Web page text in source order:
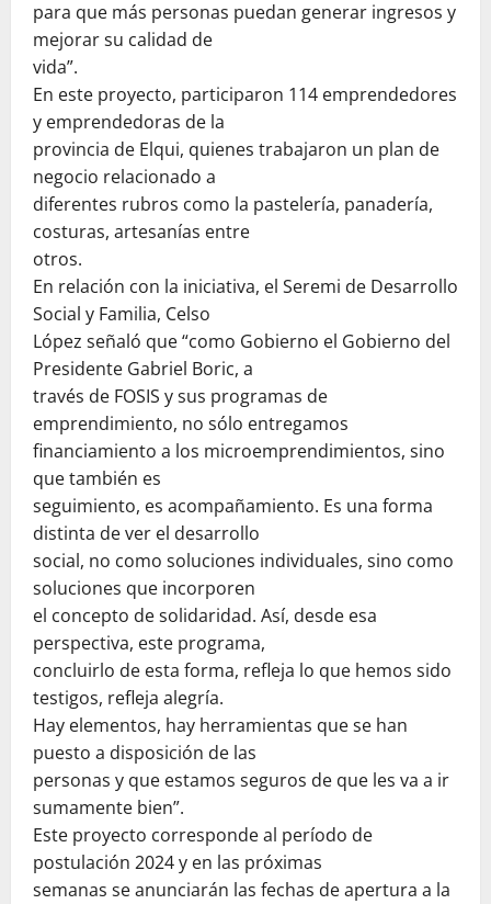
para que más personas puedan generar ingresos y
mejorar su calidad de
vida”.
En este proyecto, participaron 114 emprendedores
y emprendedoras de la
provincia de Elqui, quienes trabajaron un plan de
negocio relacionado a
diferentes rubros como la pastelería, panadería,
costuras, artesanías entre
otros.
En relación con la iniciativa, el Seremi de Desarrollo
Social y Familia, Celso
López señaló que “como Gobierno el Gobierno del
Presidente Gabriel Boric, a
través de FOSIS y sus programas de
emprendimiento, no sólo entregamos
financiamiento a los microemprendimientos, sino
que también es
seguimiento, es acompañamiento. Es una forma
distinta de ver el desarrollo
social, no como soluciones individuales, sino como
soluciones que incorporen
el concepto de solidaridad. Así, desde esa
perspectiva, este programa,
concluirlo de esta forma, refleja lo que hemos sido
testigos, refleja alegría.
Hay elementos, hay herramientas que se han
puesto a disposición de las
personas y que estamos seguros de que les va a ir
sumamente bien”.
Este proyecto corresponde al período de
postulación 2024 y en las próximas
semanas se anunciarán las fechas de apertura a la